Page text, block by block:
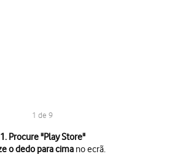
1 de 9
1. Procure "Play Store"
o dedo para cima no ecrã.